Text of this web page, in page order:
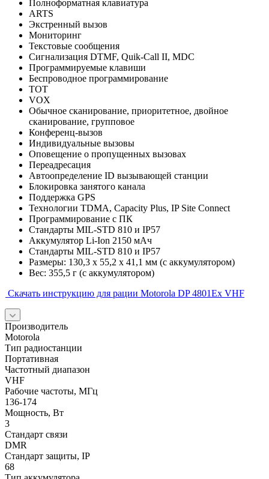
Полноформатная клавиатура
ARTS
Экстренный вызов
Мониторинг
Текстовые сообщения
Сигнализация DTMF, Quik-Call II, MDC
Программируемые клавиши
Беспроводное программирование
TOT
VOX
Обычное сканирование, приоритетное, двойное
сканирование, групповое
Конференц-вызов
Индивидуальные вызовы
Оповещение о пропущенных вызовах
Переадресация
Автоопределение ID вызывающей станции
Блокировка занятого канала
Поддержка GPS
Технологии TDMA, Capacity Plus, IP Site Connect
Программирование с ПК
Стандарты MIL-STD 810 и IP57
Аккумулятор Li-Ion 2150 мАч
Стандарты MIL-STD 810 и IP57
Размеры: 130,3 x 55,2 x 41,1 мм (с аккумулятором)
Вес: 355,5 г (с аккумулятором)
Скачать инструкцию для рации Motorola DP 4801Ex VHF
Производитель
Motorola
Тип радиостанции
Портативная
Частотный диапазон
VHF
Рабочие частоты, МГц
136-174
Мощность, Вт
3
Стандарт связи
DMR
Стандарт защиты, IP
68